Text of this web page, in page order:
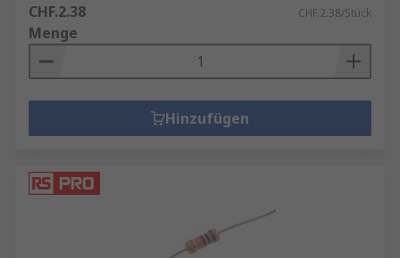
CHF.2.38 CHF.2.38/Stück
Menge
Hinzufügen